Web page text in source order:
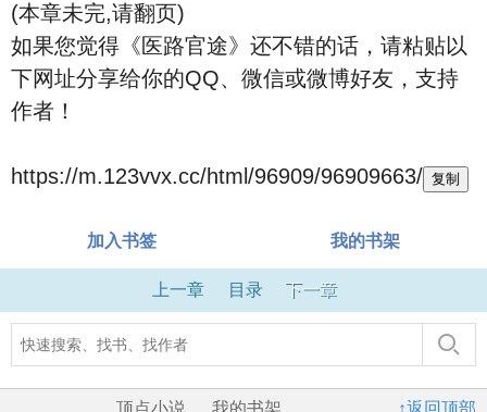
(本章未完,请翻页)
如果您觉得《医路官途》还不错的话，请粘贴以
下网址分享给你的QQ、微信或微博好友，支持
作者！
https://m.123vvx.cc/html/96909/96909663/ 复制
加入书签 我的书架
上一章 目录 下一章
↑返回顶部
顶点小说 我的书架